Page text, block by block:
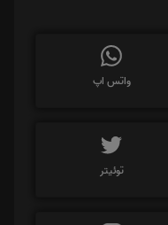
واتس اپ
توئیتر